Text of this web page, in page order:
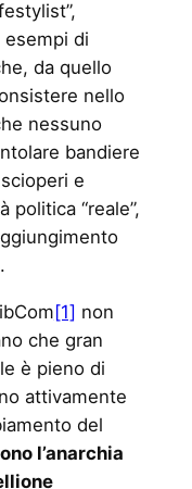
di
da quello
nello
nessuno
bandiere
e
politica “reale”,
[1] non
che gran
è pieno di
attivamente
del
l’anarchia